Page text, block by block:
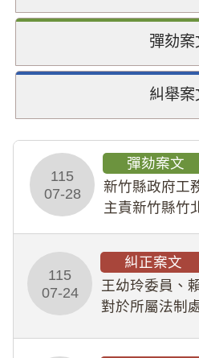
彈劾案
糾舉案
115
07-28
彈劾案文
新竹縣政府工
主責新竹縣竹
幣1,483萬餘元
贈；復罔顧公
於停工期間
115
07-24
糾正案文
王幼玲委員、
對於所屬法制